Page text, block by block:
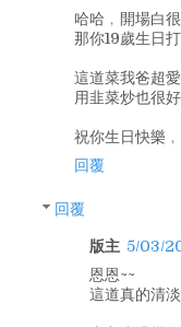
哈哈﹐開場白
那你19歲生日
這道菜我爸超
用韭菜炒也很
祝你生日快樂﹐
回覆
回覆
版主 5/03/
恩恩~~
這道真的清淡